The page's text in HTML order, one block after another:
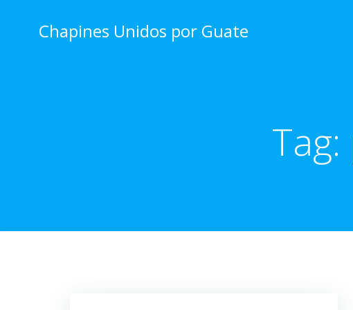
Chapines Unidos por Guate
Tag: